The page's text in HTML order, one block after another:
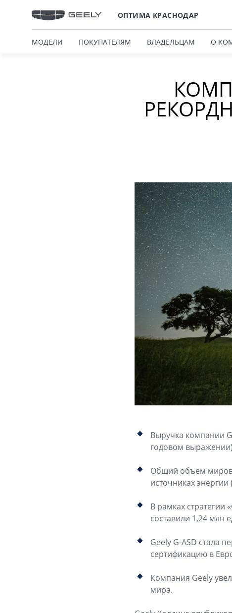
ОПТИМА КРАСНОДАР
МОДЕЛИ ПОКУПАТЕЛЯМ ВЛАДЕЛЬЦАМ О
Выручка компании
годовом
Общий объем
источниках
В рамках стратегии
составили 1,24 млн
Geely G-ASD стала
сертификацию в
Компания Geely
мира.